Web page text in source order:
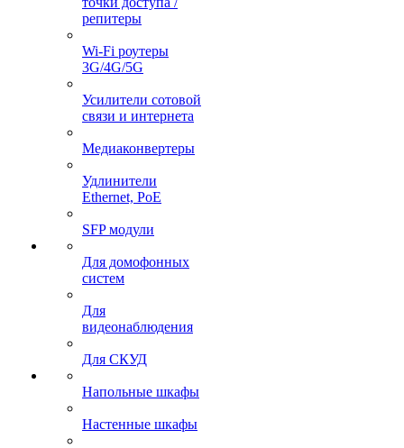
репитеры
Wi-Fi роутеры
3G/4G/5G
Усилители сотовой
связи и интернета
Медиаконвертеры
Удлинители
Ethernet, PoE
SFP модули
Для домофонных
систем
Для
видеонаблюдения
Для СКУД
Напольные шкафы
Настенные шкафы